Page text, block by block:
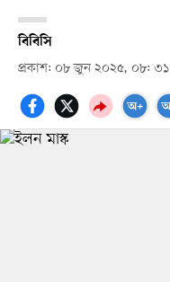
বিবিসি
প্রকাশ: ০৮ জুন ২০২৫, ০৮: ৩১